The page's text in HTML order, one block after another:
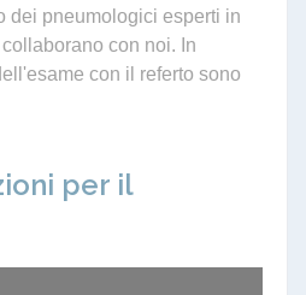
dei pneumologici esperti in
con noi. In
con il referto sono
per il